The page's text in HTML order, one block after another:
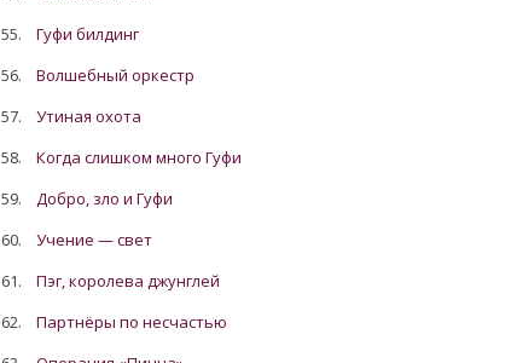
55.
Гуфи билдинг
56.
Волшебный оркестр
57.
Утиная охота
58.
Когда слишком много Гуфи
59.
Добро, зло и Гуфи
60.
Учение — свет
61.
Пэг, королева джунглей
62.
Партнёры по несчастью